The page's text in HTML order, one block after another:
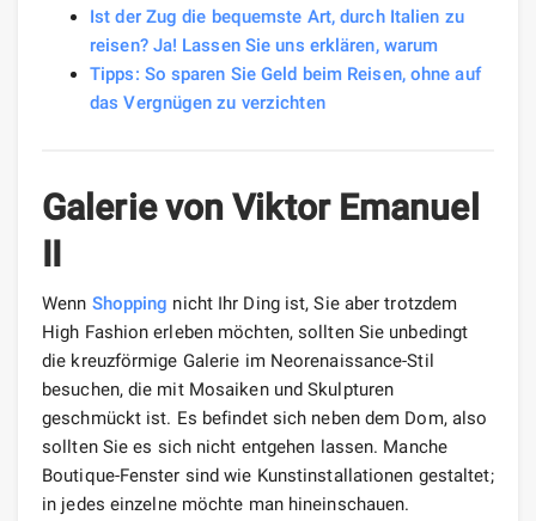
Ist der Zug die bequemste Art, durch Italien zu
reisen? Ja! Lassen Sie uns erklären, warum
Tipps: So sparen Sie Geld beim Reisen, ohne auf
das Vergnügen zu verzichten
Galerie von Viktor Emanuel
II
Wenn Shopping nicht Ihr Ding ist, Sie aber trotzdem
High Fashion erleben möchten, sollten Sie unbedingt
die kreuzförmige Galerie im Neorenaissance-Stil
besuchen, die mit Mosaiken und Skulpturen
geschmückt ist. Es befindet sich neben dem Dom, also
sollten Sie es sich nicht entgehen lassen. Manche
Boutique-Fenster sind wie Kunstinstallationen gestaltet;
in jedes einzelne möchte man hineinschauen.